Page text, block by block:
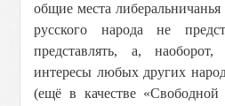
общие места
русского народа не
представлять, а, наоборот,
интересы любых других
(ещё в качестве